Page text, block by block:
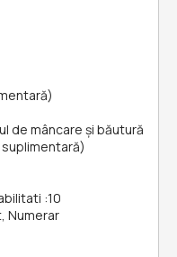
de mâncare și băutură
:10
Numerar